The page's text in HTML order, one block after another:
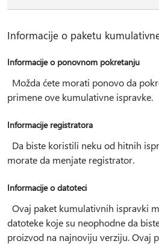
Informacije o paketu
Informacije o ponovnom pokretanju
Možda ćete morati ponovo da
primene ove kumulativne ispravke.
Informacije registratora
Da biste koristili neku od hitnih
morate da menjate registrator.
Informacije o datoteci
Ovaj paket kumulativnih ispravki
datoteke koje su neophodne da
proizvod na najnoviju verziju. Ovaj